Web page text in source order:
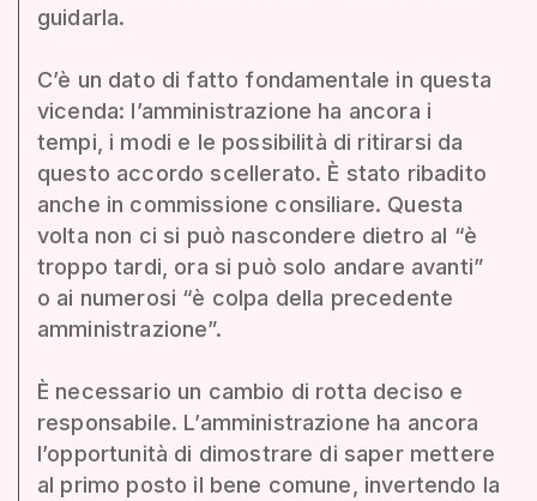
guidarla.
C’è un dato di fatto fondamentale in questa
vicenda: l’amministrazione ha ancora i
tempi, i modi e le possibilità di ritirarsi da
questo accordo scellerato. È stato ribadito
anche in commissione consiliare. Questa
volta non ci si può nascondere dietro al “è
troppo tardi, ora si può solo andare avanti”
o ai numerosi “è colpa della precedente
amministrazione”.
È necessario un cambio di rotta deciso e
responsabile. L’amministrazione ha ancora
l’opportunità di dimostrare di saper mettere
al primo posto il bene comune, invertendo la